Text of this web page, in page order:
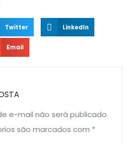
Twitter LinkedIn
Email
e-mail não será publicado.
são marcados com *